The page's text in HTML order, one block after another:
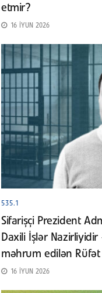
etmir?
16 İYUN 2026
535.1
Sifarişçi Prezident
Daxili İşlər Nazirliyidir
məhrum edilən
16 İYUN 2026